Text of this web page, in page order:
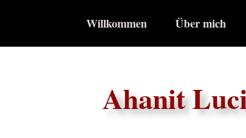
Willkommen Über mich
Ahanit